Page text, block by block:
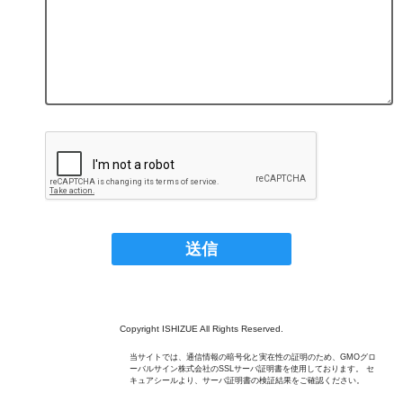
Copyright ISHIZUE All Rights Reserved.
当サイトでは、通信情報の暗号化と実在性の証明のため、GMOグロ
ーバルサイン株式会社のSSLサーバ証明書を使用しております。 セ
キュアシールより、サーバ証明書の検証結果をご確認ください。